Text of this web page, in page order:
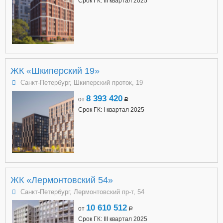
ЖК «Шкиперский 19»
Санкт-Петербург, Шкиперский проток, 19
от 8 393 420 a
Срок ГК: I квартал 2025
ЖК «Лермонтовский 54»
Санкт-Петербург, Лермонтовский пр-т, 54
от 10 610 512 a
Срок ГК: III квартал 2025